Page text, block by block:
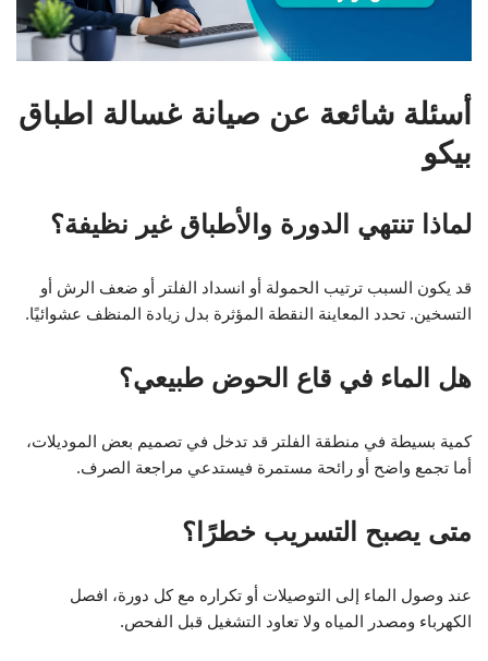
أسئلة شائعة عن صيانة غسالة اطباق
بيكو
لماذا تنتهي الدورة والأطباق غير نظيفة؟
قد يكون السبب ترتيب الحمولة أو انسداد الفلتر أو ضعف الرش أو
التسخين. تحدد المعاينة النقطة المؤثرة بدل زيادة المنظف عشوائيًا.
هل الماء في قاع الحوض طبيعي؟
كمية بسيطة في منطقة الفلتر قد تدخل في تصميم بعض الموديلات،
أما تجمع واضح أو رائحة مستمرة فيستدعي مراجعة الصرف.
متى يصبح التسريب خطرًا؟
عند وصول الماء إلى التوصيلات أو تكراره مع كل دورة، افصل
الكهرباء ومصدر المياه ولا تعاود التشغيل قبل الفحص.